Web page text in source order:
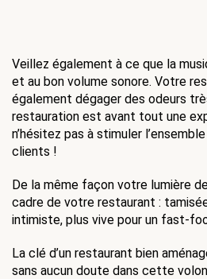
Veillez également à ce que la
et au bon volume sonore. Votre
également dégager des odeurs
restauration est avant tout une
n’hésitez pas à stimuler
clients !
De la même façon votre lumière
cadre de votre restaurant :
intimiste, plus vive pour un fast-
La clé d’un restaurant bien
sans aucun doute dans cette